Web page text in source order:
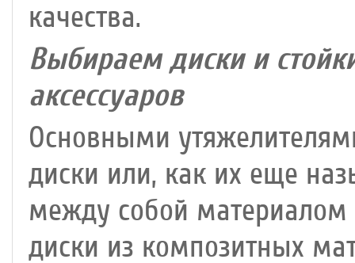
качества.
Выбираем диски и
аксессуаров
Основными
диски или, как их еще
между собой материалом
диски из композитных